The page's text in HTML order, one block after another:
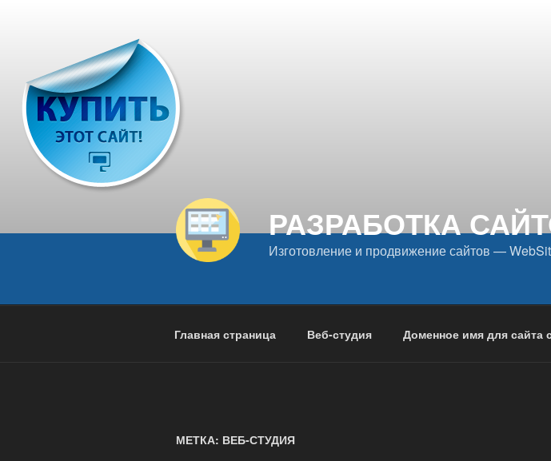
РАЗРАБОТКА
Изготовление и продвижение сайтов —
Главная страница Веб-студия Доменное имя для сайта
МЕТКА: ВЕБ-СТУДИЯ